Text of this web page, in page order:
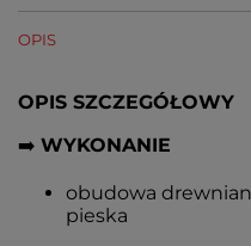
OPIS
OPIS SZCZEGÓŁOWY
➡️ WYKONANIE
obudowa
pieska